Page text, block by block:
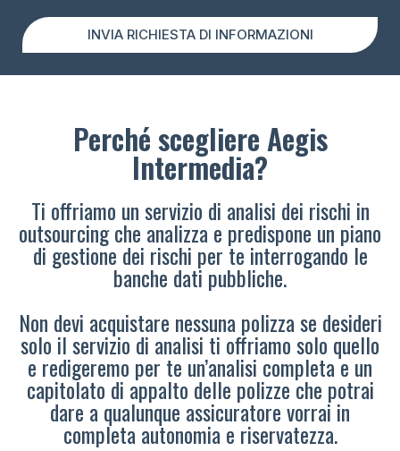
INVIA RICHIESTA DI INFORMAZIONI
Perché scegliere Aegis
Intermedia?
Ti offriamo un servizio di analisi dei rischi in
outsourcing che analizza e predispone un piano
di gestione dei rischi per te interrogando le
banche dati pubbliche.
Non devi acquistare nessuna polizza se desideri
solo il servizio di analisi ti offriamo solo quello
e redigeremo per te un’analisi completa e un
capitolato di appalto delle polizze che potrai
dare a qualunque assicuratore vorrai in
completa autonomia e riservatezza.